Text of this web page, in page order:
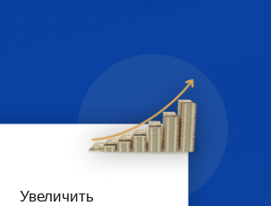
Увеличить